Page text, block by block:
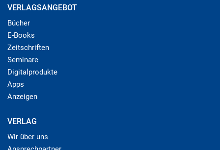
VERLAGSANGEBOT
Bücher
E-Books
Zeitschriften
Seminare
Digitalprodukte
Apps
Anzeigen
VERLAG
Wir über uns